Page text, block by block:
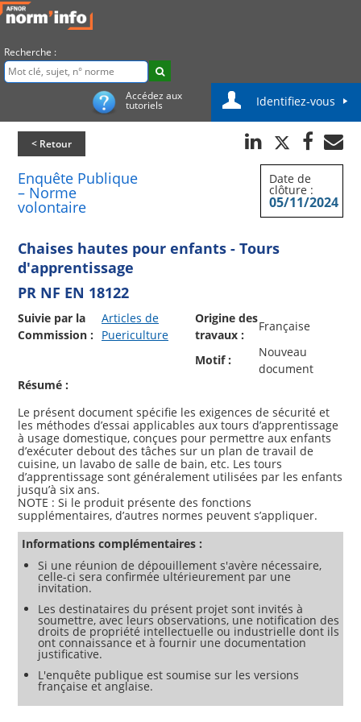
Recherche :
Accédez aux
tutoriels Identifiez-vous
< Retour
Enquête Publique
– Norme
volontaire
Date de
clôture :
05/11/2024
Chaises hautes pour enfants - Tours
d'apprentissage
PR NF EN 18122
Suivie par la
Commission :
Articles de
Puericulture
Origine des
travaux :
Française
Motif :
Nouveau
document
Résumé :
Le présent document spécifie les exigences de sécurité et
les méthodes d’essai applicables aux tours d’apprentissage
à usage domestique, conçues pour permettre aux enfants
d’exécuter debout des tâches sur un plan de travail de
cuisine, un lavabo de salle de bain, etc. Les tours
d’apprentissage sont généralement utilisées par les enfants
jusqu’à six ans.
NOTE : Si le produit présente des fonctions
Informations complémentaires :
Si une réunion de dépouillement s'avère nécessaire,
celle-ci sera confirmée ultérieurement par une
invitation.
Les destinataires du présent projet sont invités à
soumettre, avec leurs observations, une notification des
droits de propriété intellectuelle ou industrielle dont ils
ont connaissance et à fournir une documentation
justificative.
L'enquête publique est soumise sur les versions
française et anglaise.